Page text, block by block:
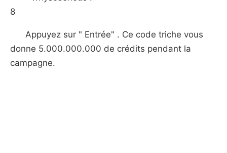
8
Appuyez sur " Entrée" . Ce code triche vous
donne 5.000.000.000 de crédits pendant la
campagne.